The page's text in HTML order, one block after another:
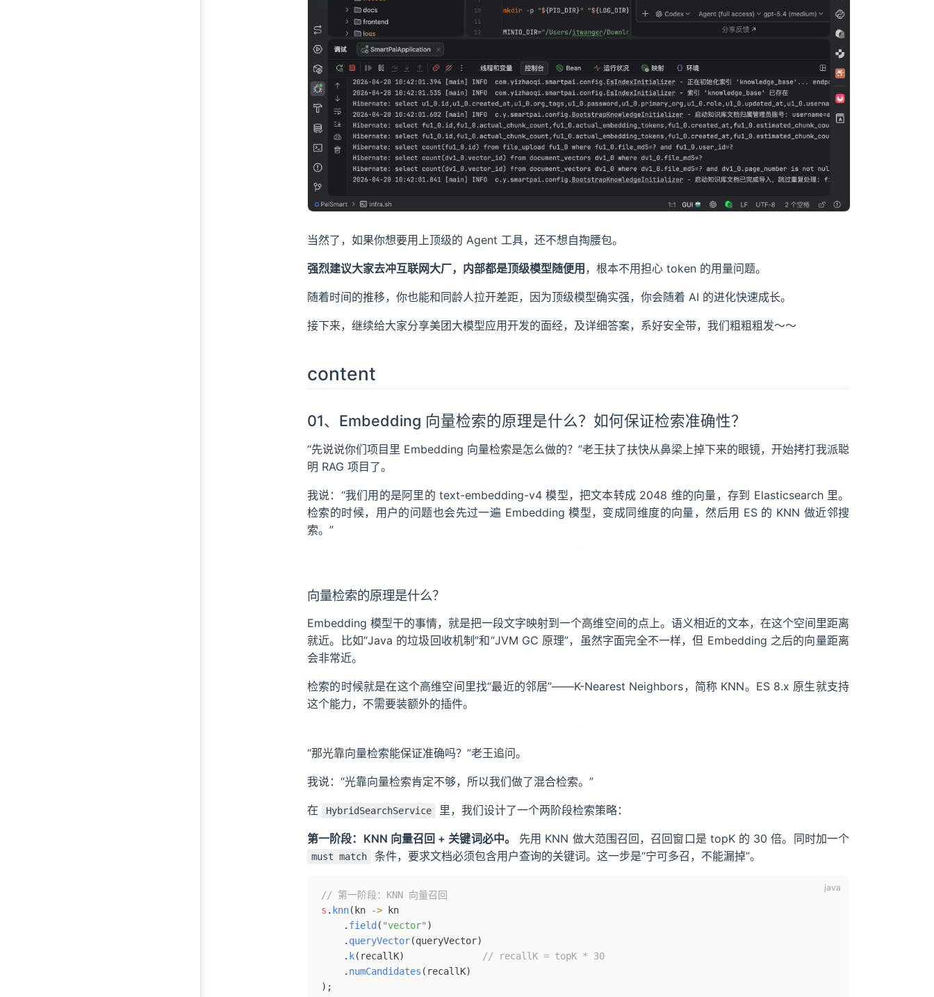
当然了，如果你想要用上顶级的 Agent 工具，还不想自掏腰包。
强烈建议大家去冲互联网大厂，内部都是顶级模型随便用 ，根本不用担心 token 的用量问题。
随着时间的推移，你也能和同龄人拉开差距，因为顶级模型确实强，你会随着 AI 的进化快速成长。
接下来，继续给大家分享美团大模型应用开发的面经，及详细答案，系好安全带，我们粗粗粗发～～
content
01、Embedding 向量检索的原理是什么？如何保证检索准确性？
“先说说你们项目里 Embedding 向量检索是怎么做的？”老王扶了扶快从鼻梁上掉下来的眼镜，开始拷打我派聪
明 RAG 项目了。
我说：“我们用的是阿里的 text-embedding-v4 模型，把文本转成 2048 维的向量，存到 Elasticsearch 里。
检索的时候，用户的问题也会先过一遍 Embedding 模型，变成同维度的向量，然后用 ES 的 KNN 做近邻搜
索。”
向量检索的原理是什么？
Embedding 模型干的事情，就是把一段文字映射到一个高维空间的点上。语义相近的文本，在这个空间里距离
就近。比如“Java 的垃圾回收机制”和“JVM GC 原理”，虽然字面完全不一样，但 Embedding 之后的向量距离
会非常近。
检索的时候就是在这个高维空间里找“最近的邻居”——K-Nearest Neighbors，简称 KNN。ES 8.x 原生就支持
这个能力，不需要装额外的插件。
“那光靠向量检索能保证准确吗？”老王追问。
我说：“光靠向量检索肯定不够，所以我们做了混合检索。”
在 HybridSearchService 里，我们设计了一个两阶段检索策略：
第一阶段：KNN 向量召回 + 关键词必中。 先用 KNN 做大范围召回，召回窗口是 topK 的 30 倍。同时加一个
must match 条件，要求文档必须包含用户查询的关键词。这一步是“宁可多召，不能漏掉”。
// 第一阶段：KNN 向量召回
s . knn(kn -> kn
    .
field ( "vector" )
    .
queryVector(queryVector)
    .
k(recallK)
// recallK = topK * 30
    .
numCandidates (recallK)
);